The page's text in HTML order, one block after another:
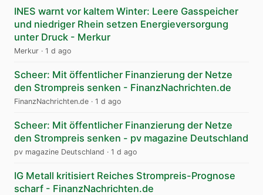
INES warnt vor kaltem Winter: Leere Gasspeicher
und niedriger Rhein setzen Energieversorgung
unter Druck - Merkur
Merkur · 1 d ago
Scheer: Mit öffentlicher Finanzierung der Netze
den Strompreis senken - FinanzNachrichten.de
FinanzNachrichten.de · 1 d ago
Scheer: Mit öffentlicher Finanzierung der Netze
den Strompreis senken - pv magazine Deutschland
pv magazine Deutschland · 1 d ago
IG Metall kritisiert Reiches Strompreis-Prognose
scharf - FinanzNachrichten.de